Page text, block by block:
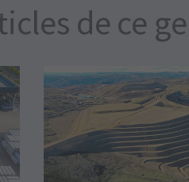
de ce